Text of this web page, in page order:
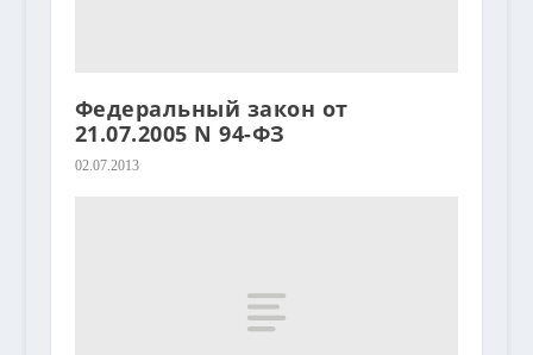
Федеральный закон от
21.07.2005 N 94-ФЗ
02.07.2013